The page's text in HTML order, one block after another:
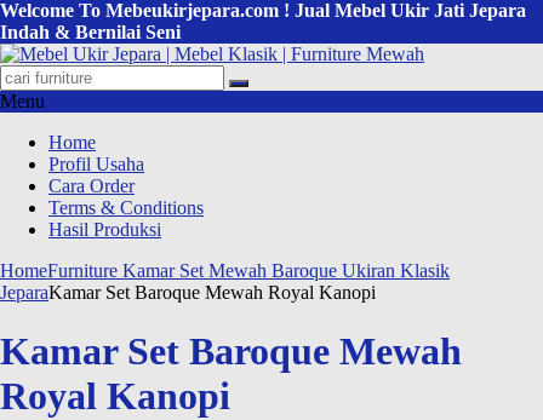
Welcome To Mebeukirjepara.com ! Jual Mebel Ukir Jati Jepara
Indah & Bernilai Seni
Menu
Home
Profil Usaha
Cara Order
Terms & Conditions
Hasil Produksi
HomeFurniture Kamar Set Mewah Baroque Ukiran Klasik
JeparaKamar Set Baroque Mewah Royal Kanopi
Kamar Set Baroque Mewah
Royal Kanopi